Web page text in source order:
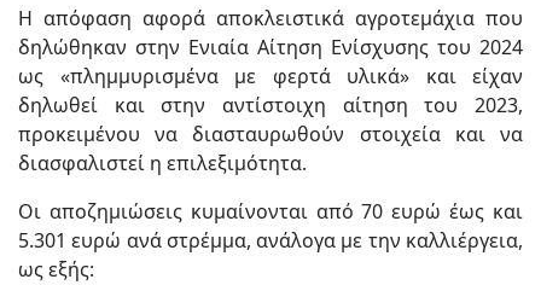
Η απόφαση αφορά αποκλειστικά αγροτεμάχια που
δηλώθηκαν στην Ενιαία Αίτηση Ενίσχυσης του 2024
ως «πλημμυρισμένα με φερτά υλικά» και είχαν
δηλωθεί και στην αντίστοιχη αίτηση του 2023,
προκειμένου να διασταυρωθούν στοιχεία και να
διασφαλιστεί η επιλεξιμότητα.
Οι αποζημιώσεις κυμαίνονται από 70 ευρώ έως και
5.301 ευρώ ανά στρέμμα, ανάλογα με την καλλιέργεια,
ως εξής: